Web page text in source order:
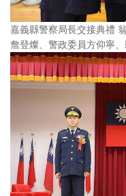
嘉義縣警察局長交接典禮
詹登燦、警政委員方仰寧